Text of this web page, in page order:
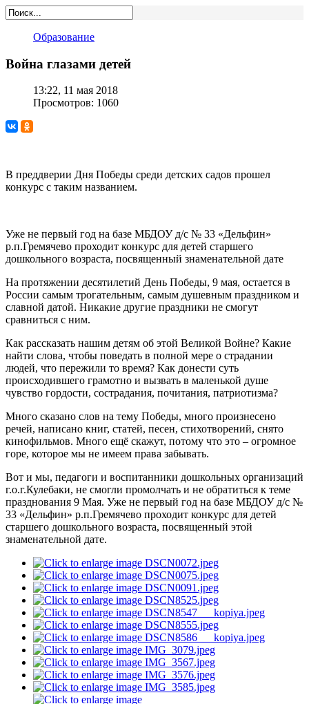
Образование
Война глазами детей
13:22, 11 мая 2018
Просмотров: 1060
В преддверии Дня Победы среди детских садов прошел
конкурс с таким названием.
Уже не первый год на базе МБДОУ д/с № 33 «Дельфин»
р.п.Гремячево проходит конкурс для детей старшего
дошкольного возраста, посвященный знаменательной дате
На протяжении десятилетий День Победы, 9 мая, остается в
России самым трогательным, самым душевным праздником и
славной датой. Никакие другие праздники не смогут
сравниться с ним.
Как рассказать нашим детям об этой Великой Войне? Какие
найти слова, чтобы поведать в полной мере о страдании
людей, что пережили то время? Как донести суть
происходившего грамотно и вызвать в маленькой душе
чувство гордости, сострадания, почитания, патриотизма?
Много сказано слов на тему Победы, много произнесено
речей, написано книг, статей, песен, стихотворений, снято
кинофильмов. Много ещё скажут, потому что это – огромное
горе, которое мы не имеем права забывать.
Вот и мы, педагоги и воспитанники дошкольных организаций
г.о.г.Кулебаки, не смогли промолчать и не обратиться к теме
празднования 9 Мая. Уже не первый год на базе МБДОУ д/с №
33 «Дельфин» р.п.Гремячево проходит конкурс для детей
старшего дошкольного возраста, посвященный этой
знаменательной дате.